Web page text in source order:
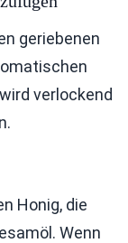
geriebenen
verlockend
Honig, die
Wenn